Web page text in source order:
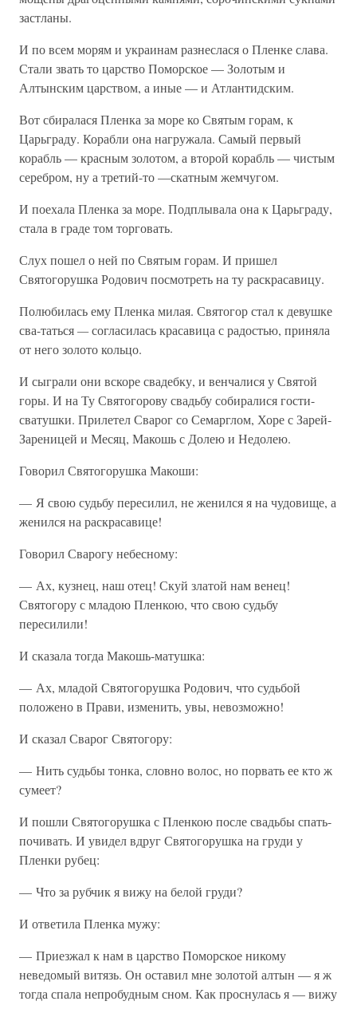
застланы.
И по всем морям и украинам разнеслася о Пленке слава.
Стали звать то царство Поморское — Золотым и
Алтынским царством, а иные — и Атлантидским.
Вот сбиралася Пленка за море ко Святым горам, к
Царьграду. Корабли она нагружала. Самый первый
корабль — красным золотом, а второй корабль — чистым
серебром, ну а третий-то —скатным жемчугом.
И поехала Пленка за море. Подплывала она к Царьграду,
стала в граде том торговать.
Слух пошел о ней по Святым горам. И пришел
Святогорушка Родович посмотреть на ту раскрасавицу.
Полюбилась ему Пленка милая. Святогор стал к девушке
сва-таться—согласилась красавица с радостью, приняла
от него золото кольцо.
И сыграли они вскоре свадебку, и венчалися у Святой
горы. И на Ту Святогорову свадьбу собиралися гости-
сватушки. Прилетел Сварог со Семарглом, Хоре с Зарей-
Зареницей и Месяц, Макошь с Долею и Недолею.
Говорил Святогорушка Макоши:
— Я свою судьбу пересилил, не женился я на чудовище, а
женился на раскрасавице!
Говорил Сварогу небесному:
— Ах, кузнец, наш отец! Скуй златой нам венец!
Святогору с младою Пленкою, что свою судьбу
пересилили!
И сказала тогда Макошь-матушка:
— Ах, младой Святогорушка Родович, что судьбой
положено в Прави, изменить, увы, невозможно!
И сказал Сварог Святогору:
— Нить судьбы тонка, словно волос, но порвать ее кто ж
сумеет?
И пошли Святогорушка с Пленкою после свадьбы спать-
почивать. И увидел вдруг Святогорушка на груди у
Пленки рубец:
— Что за рубчик я вижу на белой груди?
И ответила Пленка мужу:
— Приезжал к нам в царство Поморское никому
неведомый витязь. Он оставил мне золотой алтын — я ж
тогда спала непробудным сном. Как проснулась я — вижу